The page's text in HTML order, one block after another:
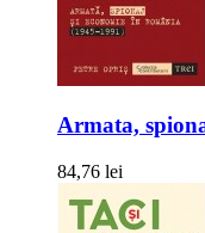
Armata,
84,76 lei